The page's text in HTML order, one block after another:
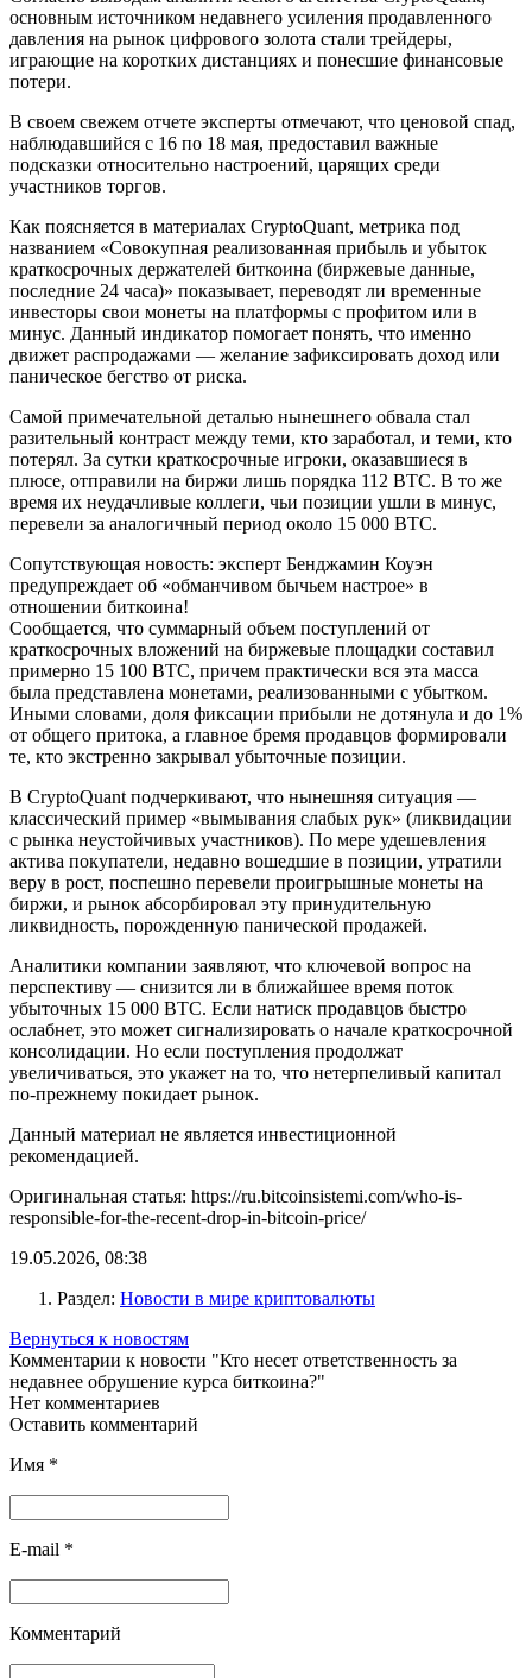
основным источником недавнего усиления продавленного
давления на рынок цифрового золота стали трейдеры,
играющие на коротких дистанциях и понесшие финансовые
потери.
В своем свежем отчете эксперты отмечают, что ценовой спад,
наблюдавшийся с 16 по 18 мая, предоставил важные
подсказки относительно настроений, царящих среди
участников торгов.
Как поясняется в материалах CryptoQuant, метрика под
названием «Совокупная реализованная прибыль и убыток
краткосрочных держателей биткоина (биржевые данные,
последние 24 часа)» показывает, переводят ли временные
инвесторы свои монеты на платформы с профитом или в
минус. Данный индикатор помогает понять, что именно
движет распродажами — желание зафиксировать доход или
паническое бегство от риска.
Самой примечательной деталью нынешнего обвала стал
разительный контраст между теми, кто заработал, и теми, кто
потерял. За сутки краткосрочные игроки, оказавшиеся в
плюсе, отправили на биржи лишь порядка 112 BTC. В то же
время их неудачливые коллеги, чьи позиции ушли в минус,
перевели за аналогичный период около 15 000 BTC.
Сопутствующая новость: эксперт Бенджамин Коуэн
предупреждает об «обманчивом бычьем настрое» в
отношении биткоина!
Сообщается, что суммарный объем поступлений от
краткосрочных вложений на биржевые площадки составил
примерно 15 100 BTC, причем практически вся эта масса
была представлена монетами, реализованными с убытком.
Иными словами, доля фиксации прибыли не дотянула и до 1%
от общего притока, а главное бремя продавцов формировали
те, кто экстренно закрывал убыточные позиции.
В CryptoQuant подчеркивают, что нынешняя ситуация —
классический пример «вымывания слабых рук» (ликвидации
с рынка неустойчивых участников). По мере удешевления
актива покупатели, недавно вошедшие в позиции, утратили
веру в рост, поспешно перевели проигрышные монеты на
биржи, и рынок абсорбировал эту принудительную
ликвидность, порожденную панической продажей.
Аналитики компании заявляют, что ключевой вопрос на
перспективу — снизится ли в ближайшее время поток
убыточных 15 000 BTC. Если натиск продавцов быстро
ослабнет, это может сигнализировать о начале краткосрочной
консолидации. Но если поступления продолжат
увеличиваться, это укажет на то, что нетерпеливый капитал
по-прежнему покидает рынок.
Данный материал не является инвестиционной
рекомендацией.
Оригинальная статья: https://ru.bitcoinsistemi.com/who-is-
responsible-for-the-recent-drop-in-bitcoin-price/
19.05.2026, 08:38
Раздел: Новости в мире криптовалюты
Вернуться к новостям
Комментарии к новости "Кто несет ответственность за
недавнее обрушение курса биткоина?"
Нет комментариев
Оставить комментарий
Имя *
E-mail *
Комментарий